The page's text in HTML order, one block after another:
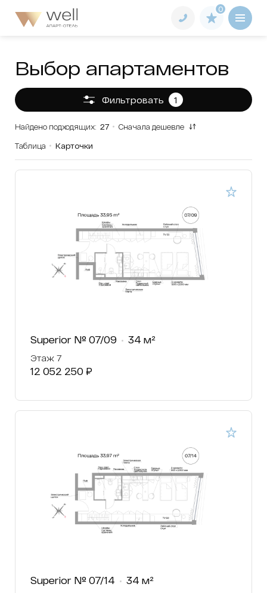
0
выбор апартаментов
Фильтровать 1
Найдено подходящих: 27 Сначала дешевле
Таблица Карточки
Superior № 07/09 34 м²
Этаж 7
12 052 250 ₽
Superior № 07/14 34 м²